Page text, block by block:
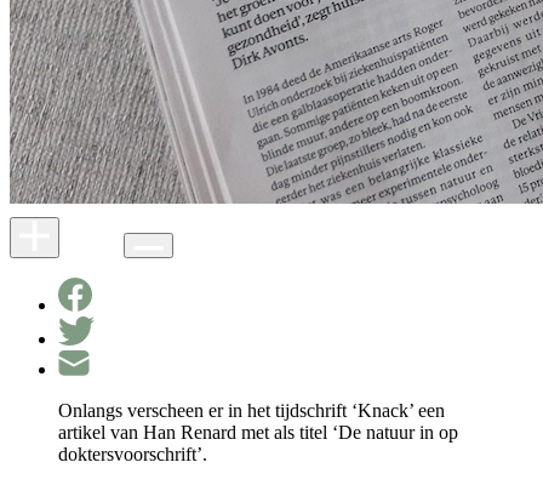
Onlangs verscheen er in het tijdschrift ‘Knack’ een
artikel van Han Renard met als titel ‘De natuur in op
doktersvoorschrift’.